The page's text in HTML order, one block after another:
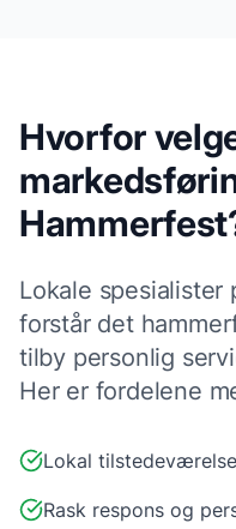
Hvorfor
Hammerfest
Lokale spesialister
forstår det
tilby personlig
Her er fordelene
Lokal
Rask respons og